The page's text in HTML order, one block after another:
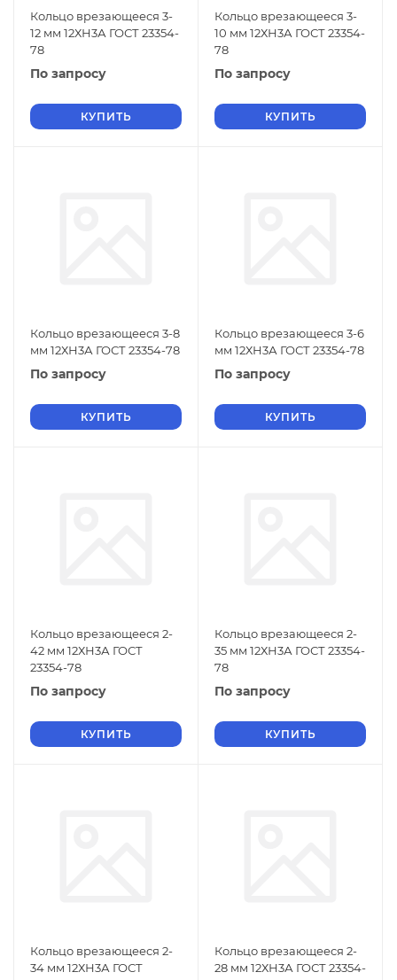
Кольцо врезающееся 3-
12 мм 12ХН3А ГОСТ 23354-
78
По запросу
КУПИТЬ
Кольцо врезающееся 3-
10 мм 12ХН3А ГОСТ 23354-
78
По запросу
КУПИТЬ
Кольцо врезающееся 3-8
мм 12ХН3А ГОСТ 23354-78
По запросу
КУПИТЬ
Кольцо врезающееся 3-6
мм 12ХН3А ГОСТ 23354-78
По запросу
КУПИТЬ
Кольцо врезающееся 2-
42 мм 12ХН3А ГОСТ
23354-78
По запросу
КУПИТЬ
Кольцо врезающееся 2-
35 мм 12ХН3А ГОСТ 23354-
78
По запросу
КУПИТЬ
Кольцо врезающееся 2-
34 мм 12ХН3А ГОСТ
Кольцо врезающееся 2-
28 мм 12ХН3А ГОСТ 23354-